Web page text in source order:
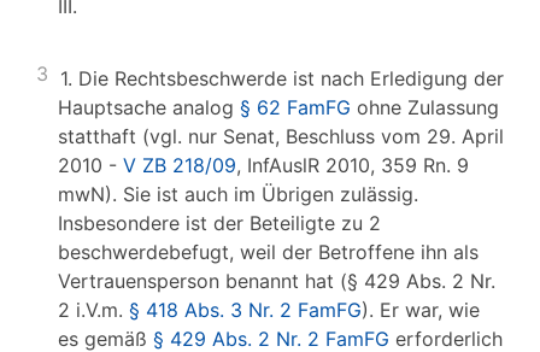
III.
3 1. Die Rechtsbeschwerde ist nach Erledigung der
Hauptsache analog § 62 FamFG ohne Zulassung
statthaft (vgl. nur Senat, Beschluss vom 29. April
2010 - V ZB 218/09, InfAuslR 2010, 359 Rn. 9
mwN). Sie ist auch im Übrigen zulässig.
Insbesondere ist der Beteiligte zu 2
beschwerdebefugt, weil der Betroffene ihn als
Vertrauensperson benannt hat (§ 429 Abs. 2 Nr.
2 i.V.m. § 418 Abs. 3 Nr. 2 FamFG). Er war, wie
es gemäß § 429 Abs. 2 Nr. 2 FamFG erforderlich